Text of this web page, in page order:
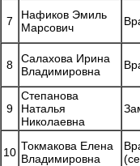
7
Нафиков Эмиль
Марсович
8
Салахова Ирина
Владимировна
9
Степанова
Наталья
Николаевна
10 Токмакова Елена
Владимировна